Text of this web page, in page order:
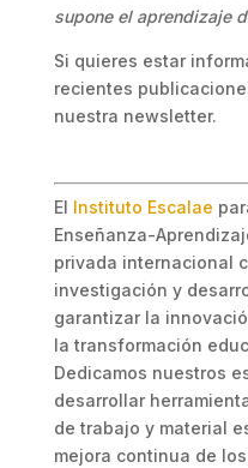
supone el aprendizaje
Si quieres estar
recientes
nuestra newsletter.
El Instituto Escalae
Enseñanza-
privada internacional
investigación y
garantizar la
la transformación
Dedicamos nuestros
desarrollar
de trabajo y material
mejora continua de